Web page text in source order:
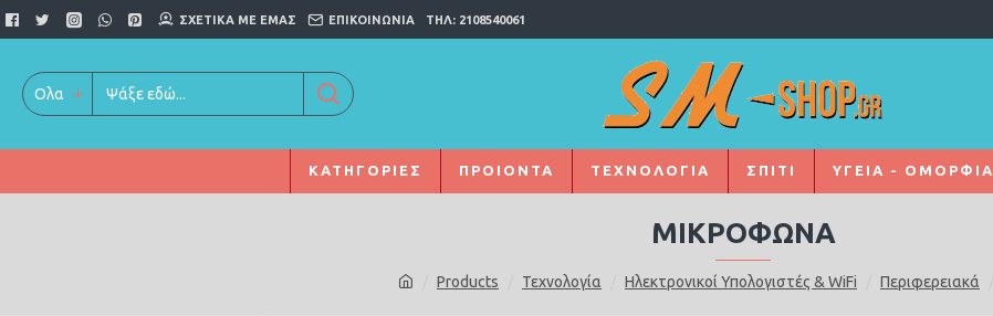
ΣΧΕΤΙΚΆ ΜΕ ΕΜΆΣ ΕΠΙΚΟΙΝΩΝΊΑ ΤΗΛ: 2108540061
Ολα
ΚΑΤΗΓΟΡΊΕΣ ΠΡΟΙΌΝΤΑ ΤΕΧΝΟΛΟΓΙΑ ΣΠΙΤΙ ΥΓΕΙΑ - ΟΜΟΡΦΙΑ
Products Τεχνολογία Ηλεκτρονικοί Υπολογιστές & WiFi Περιφερειακά
ΜΙΚΡΌΦΩΝΑ